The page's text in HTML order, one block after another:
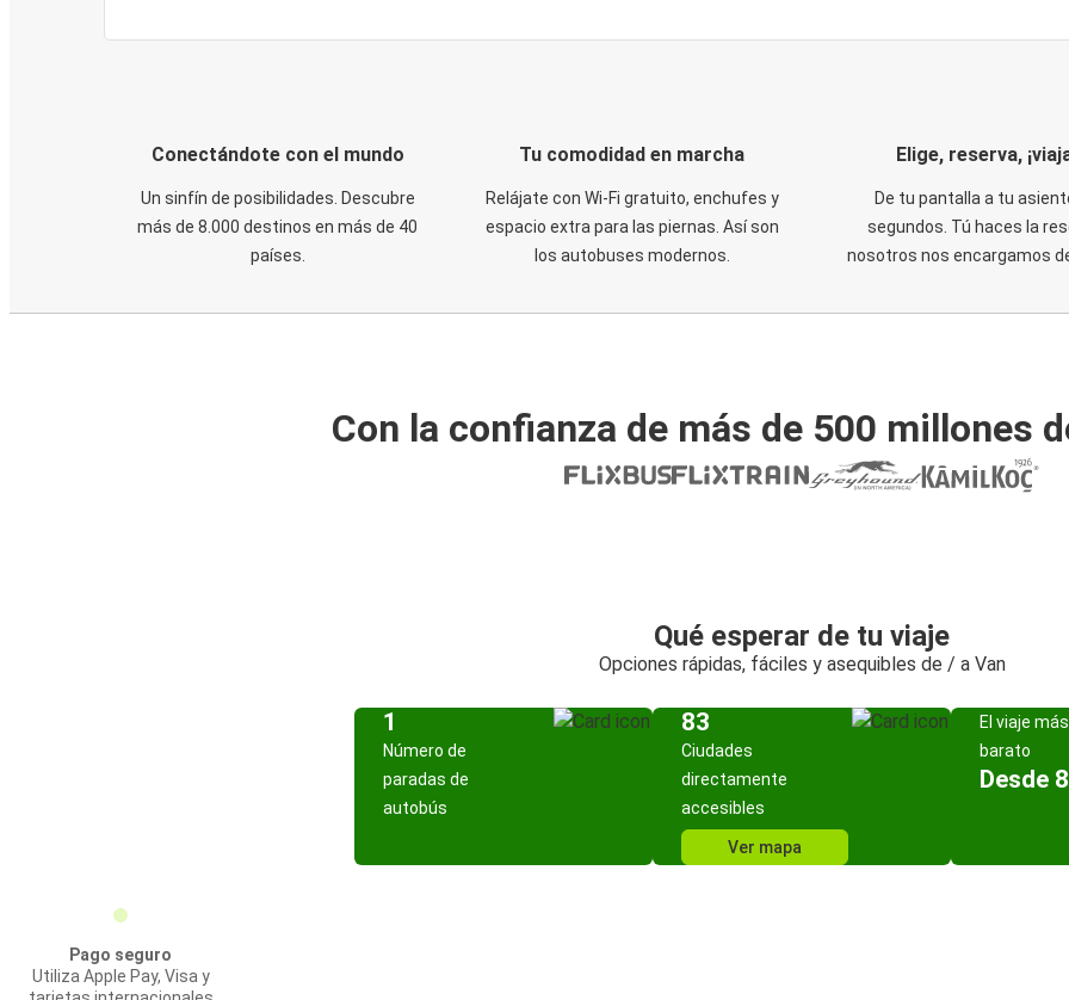
Conectándote con el mundo
Un sinfín de posibilidades. Descubre
más de 8.000 destinos en más de 40
países.
Tu comodidad en marcha
Relájate con Wi-Fi gratuito, enchufes y
espacio extra para las piernas. Así son
los autobuses modernos.
Elige, reserva,
De tu pantalla a tu
segundos. Tú haces la
nosotros nos encargamos
Con la confianza de más de 500 millones
Qué esperar de tu viaje
Opciones rápidas, fáciles y asequibles de / a Van
1
Número de
paradas de
autobús
83
Ciudades
directamente
accesibles
Ver mapa
El viaje más
barato
Desde
Pago seguro
Utiliza Apple Pay, Visa y